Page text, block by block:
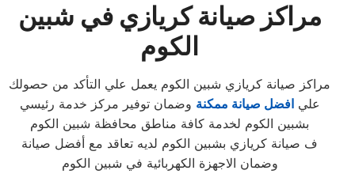
مراكز صيانة كريازي في شبين
الكوم
مراكز صيانة كريازي شبين الكوم يعمل علي التأكد من حصولك
عليافضل صيانة ممكنة وضمان توفير مركز خدمة رئيسي
بشبين الكوم لخدمة كافة مناطق محافظة شبين الكوم
ف صيانة كريازي بشبين الكوم لديه تعاقد مع أفضل صيانة
وضمان الاجهزة الكهربائية في شبين الكوم